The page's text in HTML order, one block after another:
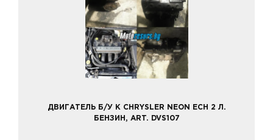
ДВИГАТЕЛЬ Б/У К CHRYSLER NEON ECH 2 Л.
БЕНЗИН, ART. DVS107